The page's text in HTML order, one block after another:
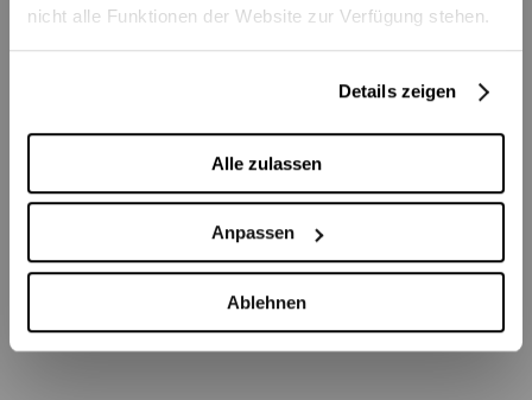
nicht alle Funktionen der Website zur Verfügung stehen.
Details zeigen
Alle zulassen
Anpassen
Ablehnen
PLZ/Ort
E-Mail